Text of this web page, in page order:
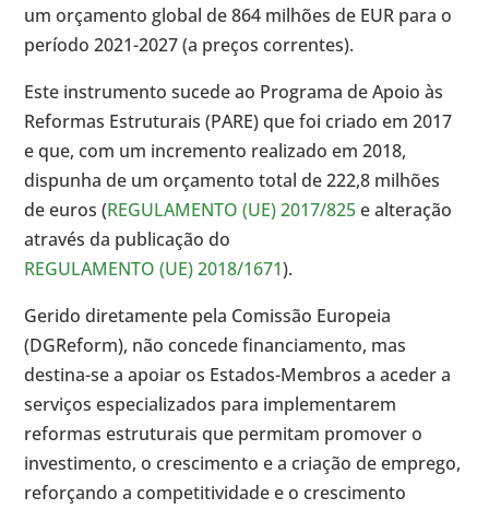
um orçamento global de 864 milhões de EUR para o
período 2021-2027 (a preços correntes).
Este instrumento sucede ao Programa de Apoio às
Reformas Estruturais (PARE) que foi criado em 2017
e que, com um incremento realizado em 2018,
dispunha de um orçamento total de 222,8 milhões
de euros (REGULAMENTO (UE) 2017/825e alteração
através da publicação do
REGULAMENTO (UE) 2018/1671).
Gerido diretamente pela Comissão Europeia
(DGReform), não concede financiamento, mas
destina-se a apoiar os Estados-Membros a aceder a
serviços especializados para implementarem
reformas estruturais que permitam promover o
investimento, o crescimento e a criação de emprego,
reforçando a competitividade e o crescimento